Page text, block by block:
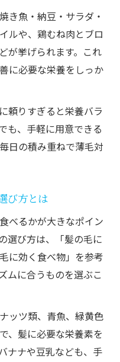
き魚・納豆・サラダ・
ルや、鶏むね肉とブロ
が挙げられます。これ
に必要な栄養をしっか
頼りすぎると栄養バラ
も、手軽に用意できる
日の積み重ねで薄毛対
び方とは
べるかが大きなポイン
選び方は、「髪の毛に
に効く食べ物」を参考
ムに合うものを選ぶこ
ッツ類、青魚、緑黄色
、髪に必要な栄養素を
ナナや豆乳なども、手